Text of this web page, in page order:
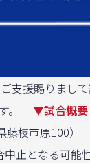
支援賜りまし
す。 ▼試合概要
藤枝市原100）
止となる可